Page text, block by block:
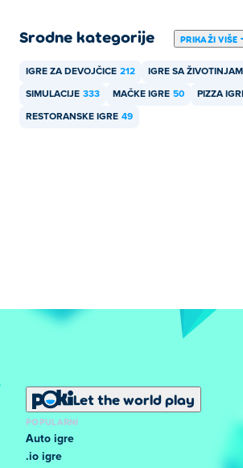
Srodne kategorije PRIKAŽI VIŠE
IGRE ZA DEVOJČICE 212 IGRE SA
SIMULACIJE 333 MAČKE IGRE 50 PIZZA
RESTORANSKE IGRE 49
Let the world play
POPULARNI
Auto igre
.io igre